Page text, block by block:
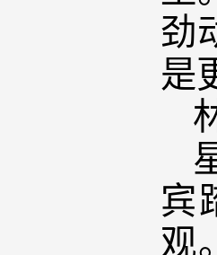
劲
是
宾
观